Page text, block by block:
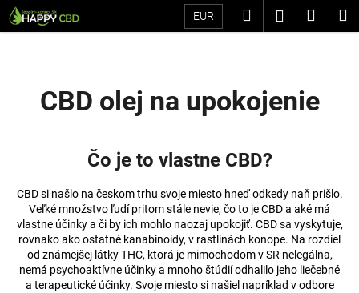
Prejsť
na
EUR Hľadať
CBD olej na upokojenie
Čo je to vlastne CBD?
CBD si našlo na českom trhu svoje miesto hneď odkedy naň prišlo.
Veľké množstvo ľudí pritom stále nevie, čo to je CBD a aké má
vlastne účinky a či by ich mohlo naozaj upokojiť. CBD sa vyskytuje,
rovnako ako ostatné kanabinoidy, v rastlinách konope. Na rozdiel
od známejšej látky THC, ktorá je mimochodom v SR nelegálna,
nemá psychoaktívne účinky a mnoho štúdií odhalilo jeho liečebné
a terapeutické účinky. Svoje miesto si našiel napríklad v odbore
K
o
r
b
j